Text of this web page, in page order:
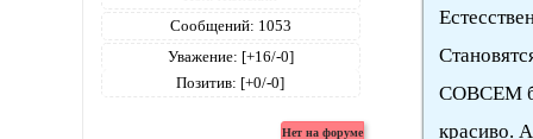
Сообщений: 1053
Уважение: [+16/-0]
Позитив: [+0/-0]
СОВСЕМ
красиво.